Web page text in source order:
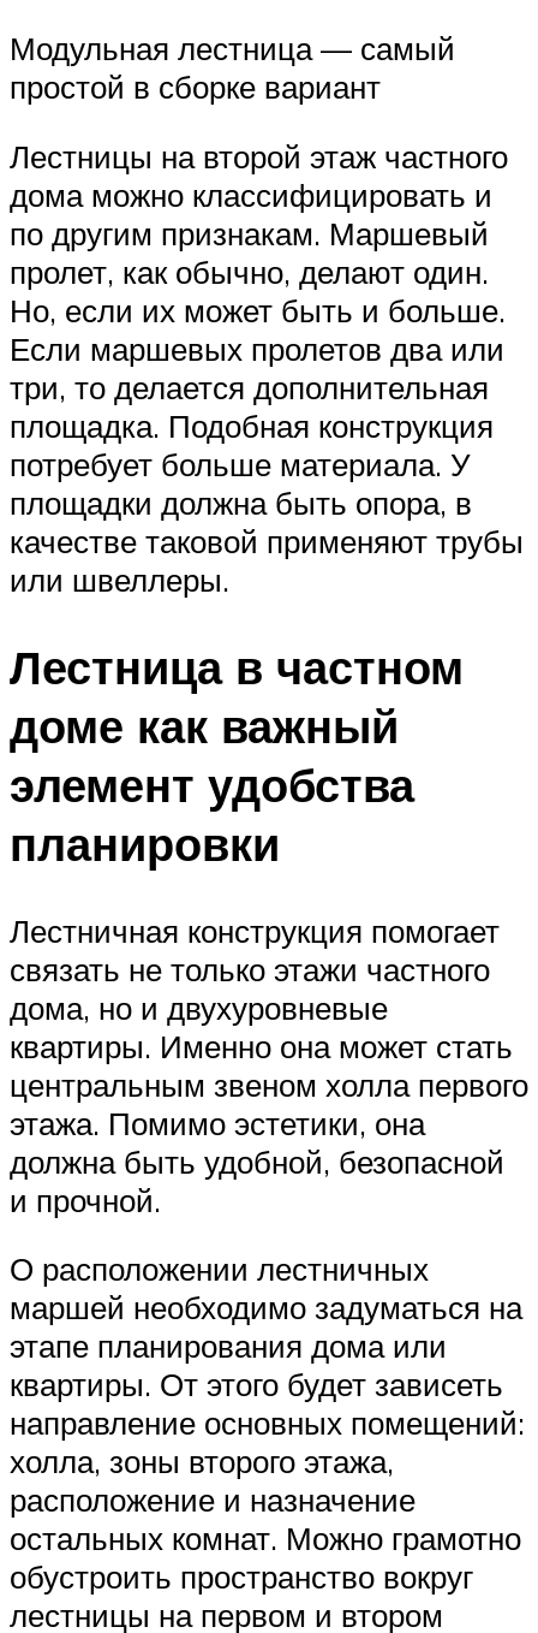
Модульная лестница — самый
простой в сборке вариант
Лестницы на второй этаж частного
дома можно классифицировать и
по другим признакам. Маршевый
пролет, как обычно, делают один.
Но, если их может быть и больше.
Если маршевых пролетов два или
три, то делается дополнительная
площадка. Подобная конструкция
потребует больше материала. У
площадки должна быть опора, в
качестве таковой применяют трубы
или швеллеры.
Лестница в частном
доме как важный
элемент удобства
планировки
Лестничная конструкция помогает
связать не только этажи частного
дома, но и двухуровневые
квартиры. Именно она может стать
центральным звеном холла первого
этажа. Помимо эстетики, она
должна быть удобной, безопасной
и прочной.
О расположении лестничных
маршей необходимо задуматься на
этапе планирования дома или
квартиры. От этого будет зависеть
направление основных помещений:
холла, зоны второго этажа,
расположение и назначение
остальных комнат. Можно грамотно
обустроить пространство вокруг
лестницы на первом и втором